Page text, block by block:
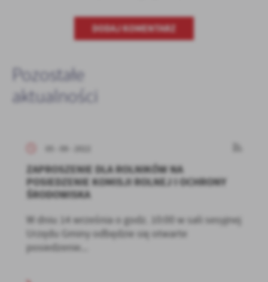
DODAJ KOMENTARZ
Pozostałe
aktualności
05 - 09 - 2022
ZAPROSZENIE DLA ROLNIKÓW NA
POSIEDZENIE KOMISJI ROLNEJ I OCHRONY
ŚRODOWISKA
W dniu 14 września o godz. 10:00 w sali sesyjnej
Urzędu Gminy odbędzie się otwarte
posiedzenie...